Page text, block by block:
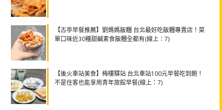
【古亭早餐推薦】劉媽媽飯糰 台北最好吃飯糰專賣店！菜
單口味近30種甜鹹素食飯糰全都有(線上：7)
【後火車站美食】梅樓驛站 台北車站100元早餐吃到飽！
不是住客也能享用青年旅館早餐(線上：7)